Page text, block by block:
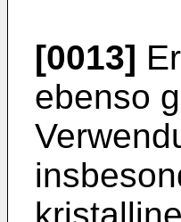
[0013]
ebenso